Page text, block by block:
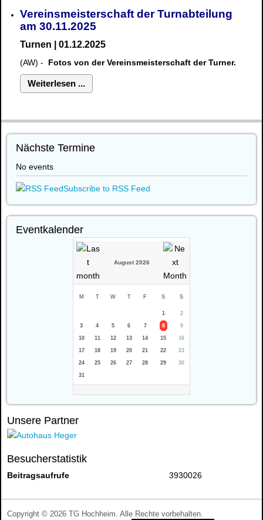
Vereinsmeisterschaft der Turnabteilung
am 30.11.2025
Turnen | 01.12.2025
(AW) - Fotos von der Vereinsmeisterschaft der Turner.
Weiterlesen ...
Nächste Termine
No events
Subscribe to RSS Feed
Eventkalender
August 2026
M T W T F S S
1 2
3 4 5 6 7 8 9
10 11 12 13 14 15 16
17 18 19 20 21 22 23
24 25 26 27 28 29 30
31
Unsere Partner
Besucherstatistik
Beitragsaufrufe 3930026
Copyright © 2026 TG Hochheim. Alle Rechte vorbehalten.